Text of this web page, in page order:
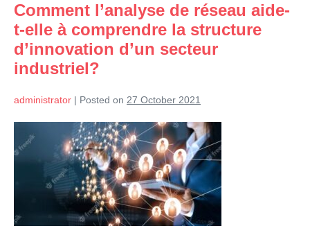
elle
vraiment
paradoxale
?
Comment l’analyse de réseau aide-
t-elle à comprendre la structure
d’innovation d’un secteur
industriel?
administrator | Posted on 27 October 2021
l’analyse
réseau
t-